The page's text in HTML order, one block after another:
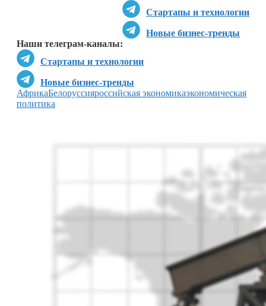
Стартапы и технологии
Новые бизнес-тренды
Наши телеграм-каналы:
Стартапы и технологии
Новые бизнес-тренды
АфрикаБелоруссияроссийская экономикаэкономическая
политика